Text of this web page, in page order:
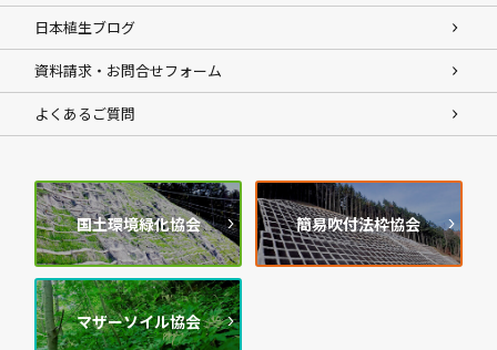
日本植生ブログ
資料請求・お問合せフォーム
よくあるご質問
国土環境緑化協会 簡易吹付法枠協会
マザーソイル協会